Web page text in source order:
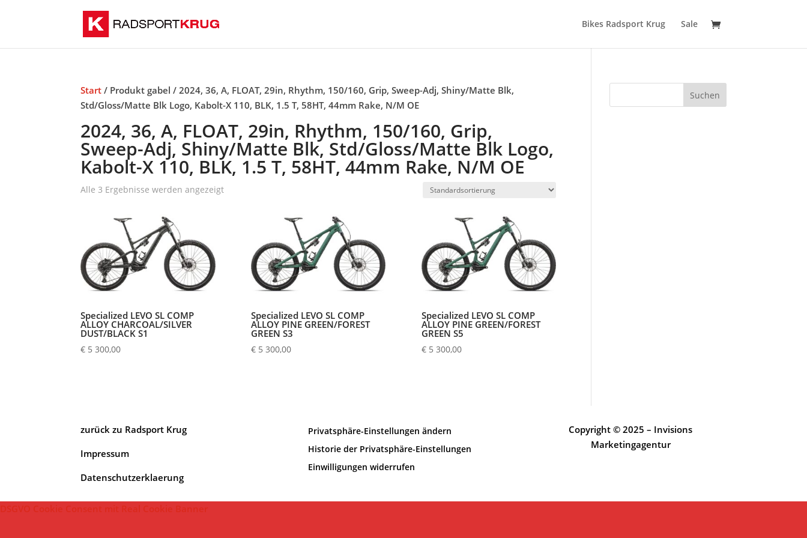
Bikes Radsport Krug Sale
Start / Produkt gabel / 2024, 36, A, FLOAT, 29in, Rhythm, 150/160, Grip, Sweep-Adj, Shiny/Matte Blk,
Std/Gloss/Matte Blk Logo, Kabolt-X 110, BLK, 1.5 T, 58HT, 44mm Rake, N/M OE
2024, 36, A, FLOAT, 29in, Rhythm, 150/160, Grip,
Sweep-Adj, Shiny/Matte Blk, Std/Gloss/Matte Blk Logo,
Kabolt-X 110, BLK, 1.5 T, 58HT, 44mm Rake, N/M OE
Alle 3 Ergebnisse werden angezeigt
Specialized LEVO SL COMP
ALLOY CHARCOAL/SILVER
DUST/BLACK S1
€ 5 300,00
Specialized LEVO SL COMP
ALLOY PINE GREEN/FOREST
GREEN S3
€5 300,00
Specialized LEVO SL COMP
ALLOY PINE GREEN/FOREST
GREEN S5
€5 300,00
Suchen
zurück zu Radsport Krug
Impressum
Datenschutzerklaerung
Privatsphäre-Einstellungen ändern
Historie der Privatsphäre-Einstellungen
Einwilligungen widerrufen
Copyright © 2025 – Invisions
Marketingagentur
DSGVO Cookie Consent mit Real Cookie Banner